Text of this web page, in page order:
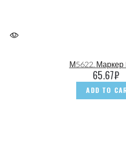
М5622. Маркер
65.67₽
ADD TO